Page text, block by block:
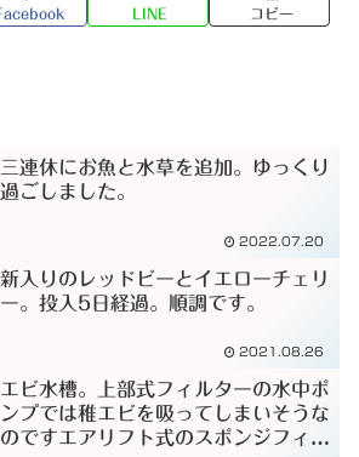
LINE コピー
三連休にお魚と水草を追加。ゆっくり
過ごしました。
2022.07.20
新入りのレッドビーとイエローチェリ
ー。投入5日経過。順調です。
2021.08.26
エビ水槽。上部式フィルターの水中ポ
ンプでは稚エビを吸ってしまいそうな
のですエアリフト式のスポンジフィル